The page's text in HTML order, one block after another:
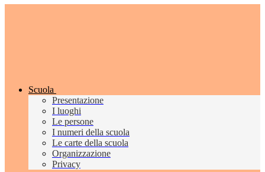
Scuola
Presentazione
I luoghi
Le persone
I numeri della scuola
Le carte della scuola
Organizzazione
Privacy